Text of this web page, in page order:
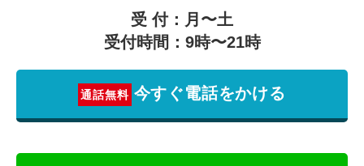
受 付：月〜土
受付時間：9時〜21時
通話無料 今すぐ電話をかける